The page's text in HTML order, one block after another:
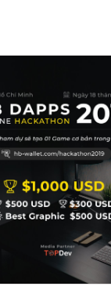
CORPORATE SERVICES